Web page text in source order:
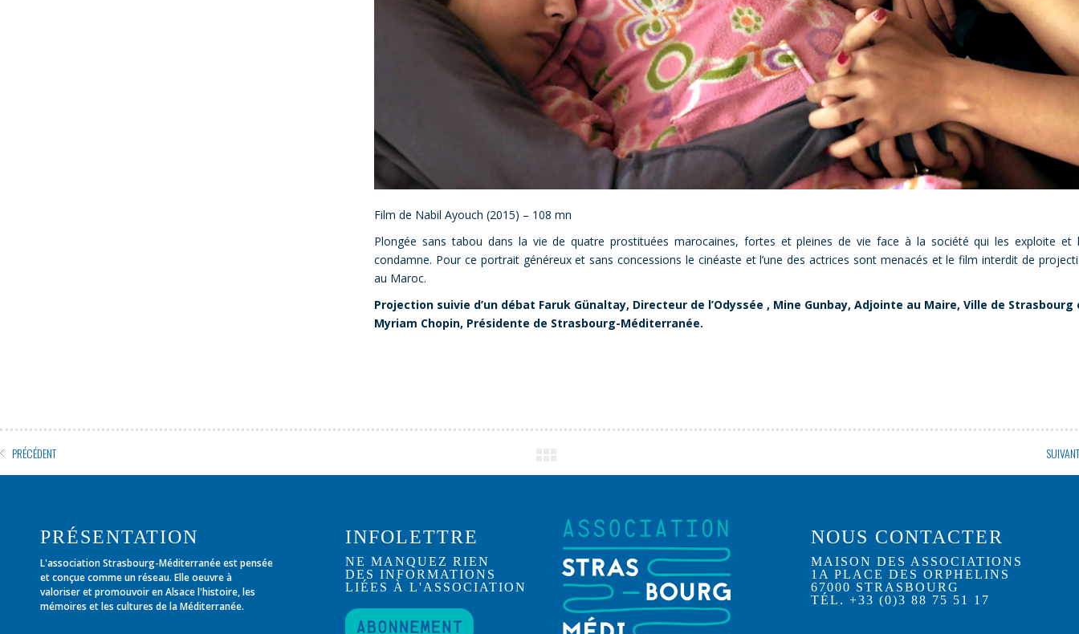
Film de Nabil Ayouch (2015) – 108 mn
Plongée sans tabou dans la vie de quatre prostituées marocaines, fortes et pleines de vie face à la société qui les exploite et
condamne. Pour ce portrait généreux et sans concessions le cinéaste et l’une des actrices sont menacés et le film interdit de
au Maroc.
Projection suivie d’un débat Faruk Günaltay, Directeur de l’Odyssée , Mine Gunbay, Adjointe au Maire, Ville de Strasbourg
Myriam Chopin, Présidente de Strasbourg-Méditerranée.
PRÉCÉDENT SUIVANT
PRÉSENTATION
L'association Strasbourg-Méditerranée est pensée
et conçue comme un réseau. Elle oeuvre à
valoriser et promouvoir en Alsace l'histoire, les
mémoires et les cultures de la Méditerranée.
INFOLETTRE
NE MANQUEZ RIEN
DES INFORMATIONS
LIÉES À L'ASSOCIATION
NOUS CONTACTER
MAISON DES ASSOCIATIONS
1A PLACE DES ORPHELINS
67000 STRASBOURG
TÉL. +33 (0)3 88 75 51 17